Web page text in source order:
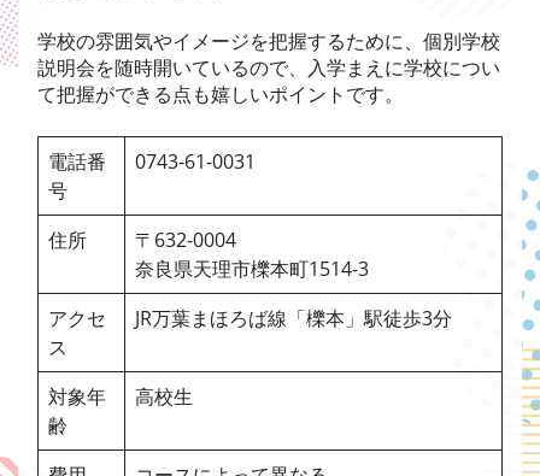
学校の雰囲気やイメージを把握するために、個別学校
説明会を随時開いているので、入学まえに学校につい
て把握ができる点も嬉しいポイントです。
電話番
号
0743-61-0031
住所
〒632-0004
奈良県天理市櫟本町1514-3
アクセ
ス
JR万葉まほろば線「櫟本」駅徒歩3分
対象年
齢
高校生